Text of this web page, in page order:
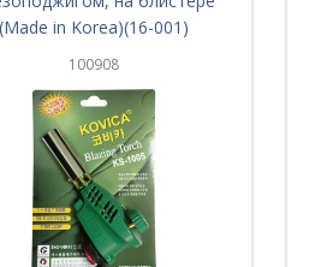
in Korea)(16-001)
100908